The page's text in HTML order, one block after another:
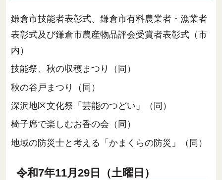
鎌倉市技能者表彰式、鎌倉市有料農業者・漁業者
表彰式及び鎌倉市農産物品評会受賞者表彰式（市
内）
技能祭、秋の収穫まつり（同）
秋の谷戸まつり（同）
深沢地区文化祭「芸能のつどい」（同）
椅子席で楽しむお香の会（同）
地域の防災士と考える「かまくらの防災」（同）
令和7年11月29日（土曜日）